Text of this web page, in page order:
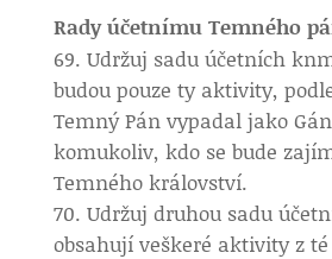
Rady účetnímu Temného
Udržuj sadu účetních
budou pouze ty aktivity,
Temný Pán vypadal jako
komukoliv, kdo se bude
Temného království.
Udržuj druhou sadu
obsahují veškeré aktivity z